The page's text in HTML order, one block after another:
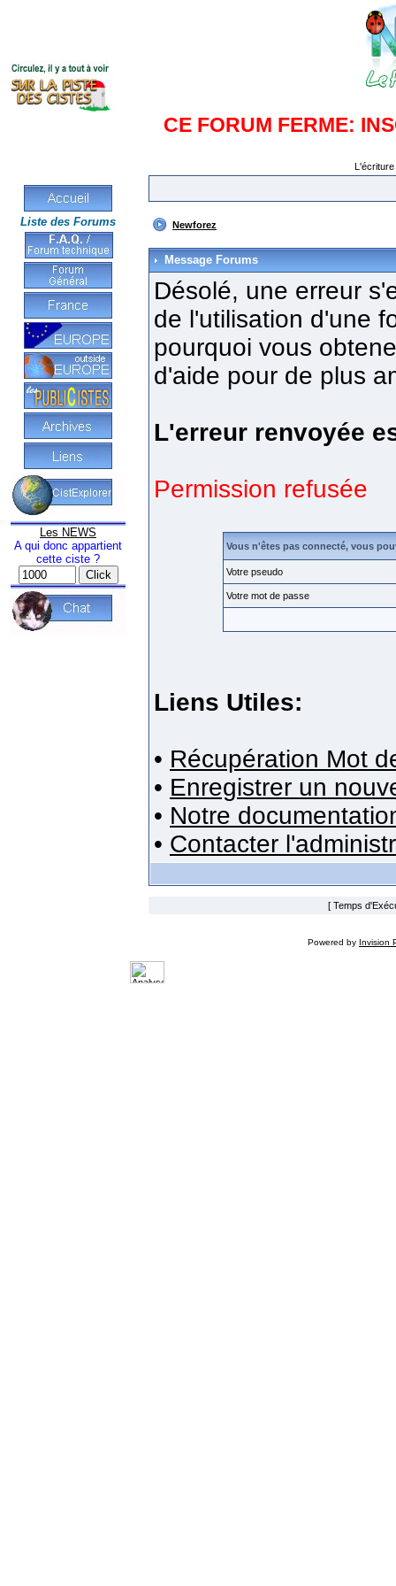
CE FORUM FERME:
Liste des Forums
Les NEWS
A qui donc appartient
cette ciste ?
Newforez
Message Forums
Désolé, une erreur
de l'utilisation d'une
pourquoi vous
d'aide pour de plus
L'erreur renvoyée
Permission refusée
Vous n'êtes pas connecté, vous
Votre pseudo
Votre mot de passe
Liens Utiles:
• Récupération Mot
• Enregistrer un
• Notre
• Contacter
[ Temps
Powered by Invision